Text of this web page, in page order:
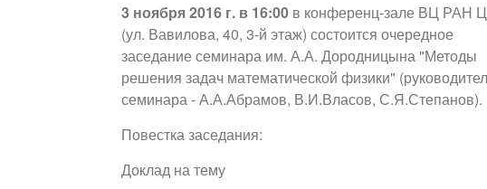
3 ноября 2016 г. в 16:00 в конференц-зале ВЦ РАН
(ул. Вавилова, 40, 3-й этаж) состоится очередное
заседание семинара им. А.А. Дородницына "Методы
решения задач математической физики"
семинара - А.А.Абрамов, В.И.Власов, С.Я.Степанов).
Повестка заседания:
Доклад на тему